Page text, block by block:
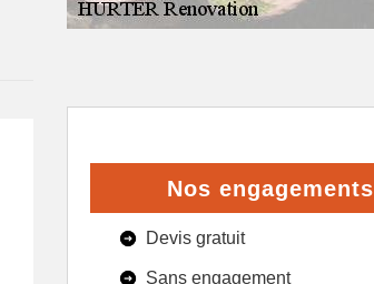
Nos engagements
Devis gratuit
Sans engagement